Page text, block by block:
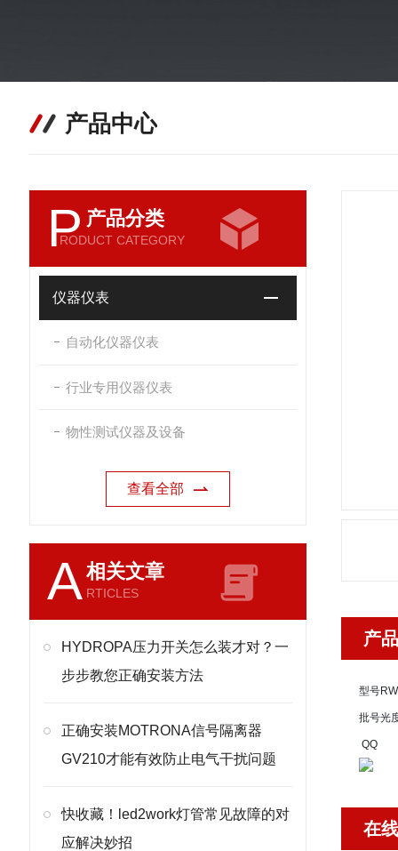
产品中心
P 产品分类
RODUCT CATEGORY
仪器仪表
自动化仪器仪表
行业专用仪器仪表
物性测试仪器及设备
查看全部
A相关文章
RTICLES
HYDROPA压力开关怎么装才对？一
步步教您正确安装方法
正确安装MOTRONA信号隔离器
GV210才能有效防止电气干扰问题
快收藏！led2work灯管常见故障的对
应解决妙招
产
型号
批号光
QQ
在